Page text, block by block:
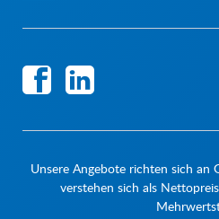
Unsere Angebote richten sich an
verstehen sich als